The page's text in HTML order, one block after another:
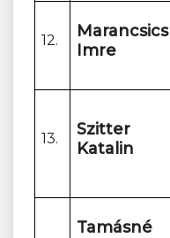
12.
Marancsics
Imre
13.
Szitter
Katalin
Tamásné